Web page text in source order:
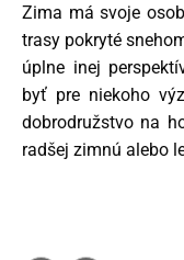
Zima má svoje
trasy pokryté
úplne inej
byť pre niekoho
dobrodružstvo na
radšej zimnú alebo